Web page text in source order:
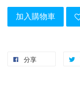
加入購物車
分享